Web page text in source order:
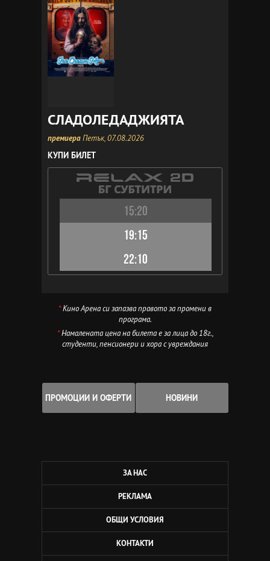
СЛАДОЛЕДАДЖИЯТА
премиераПетък, 07.08.2026
КУПИ БИЛЕТ
15:20
19:15
22:10
*Кино Арена си запазва правото за промени в
програма.
*Намалената цена на билета е за лица до 18г.,
студенти, пенсионери и хора с увреждания
ПРОМОЦИИ И ОФЕРТИ НОВИНИ
ЗА НАС
РЕКЛАМА
ОБЩИ УСЛОВИЯ
КОНТАКТИ